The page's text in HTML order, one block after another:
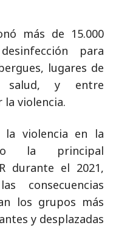
más de 15.000
para
lugares de
salud, y entre
violencia.
la violencia en la
la principal
durante el 2021,
consecuencias
los grupos más
y desplazadas